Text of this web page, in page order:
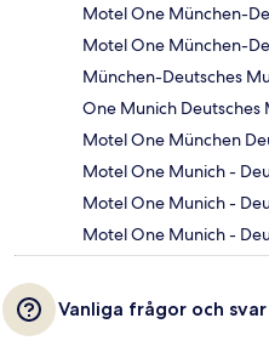
Motel One München-
Motel One München-
München-Deutsches
One Munich Deutsches
Motel One München
Motel One Munich -
Motel One Munich -
Motel One Munich -
Vanliga frågor och svar